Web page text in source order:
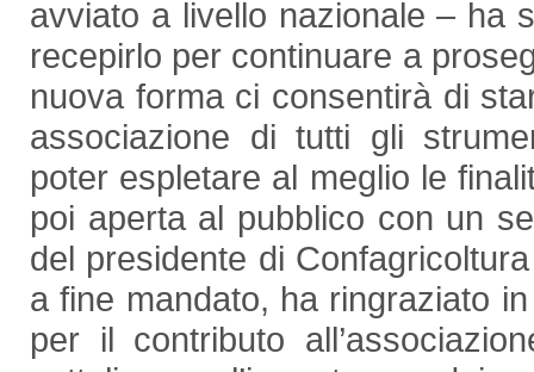
avviato a livello nazionale – ha
recepirlo per continuare a
nuova forma ci consentirà di
associazione di tutti gli
poter espletare al meglio le
poi aperta al pubblico con un
del presidente di
a fine mandato, ha ringraziato
per il contributo